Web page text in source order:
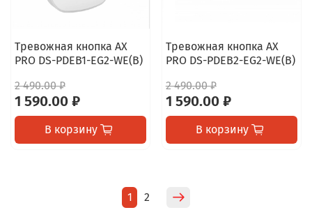
Тревожная кнопка AX
PRO DS-PDEB1-EG2-WE(B)
2 490.00 ₽
1 590.00 ₽
В корзину
Тревожная кнопка AX
PRO DS-PDEB2-EG2-WE(B)
2 490.00 ₽
1 590.00 ₽
В корзину
1 2